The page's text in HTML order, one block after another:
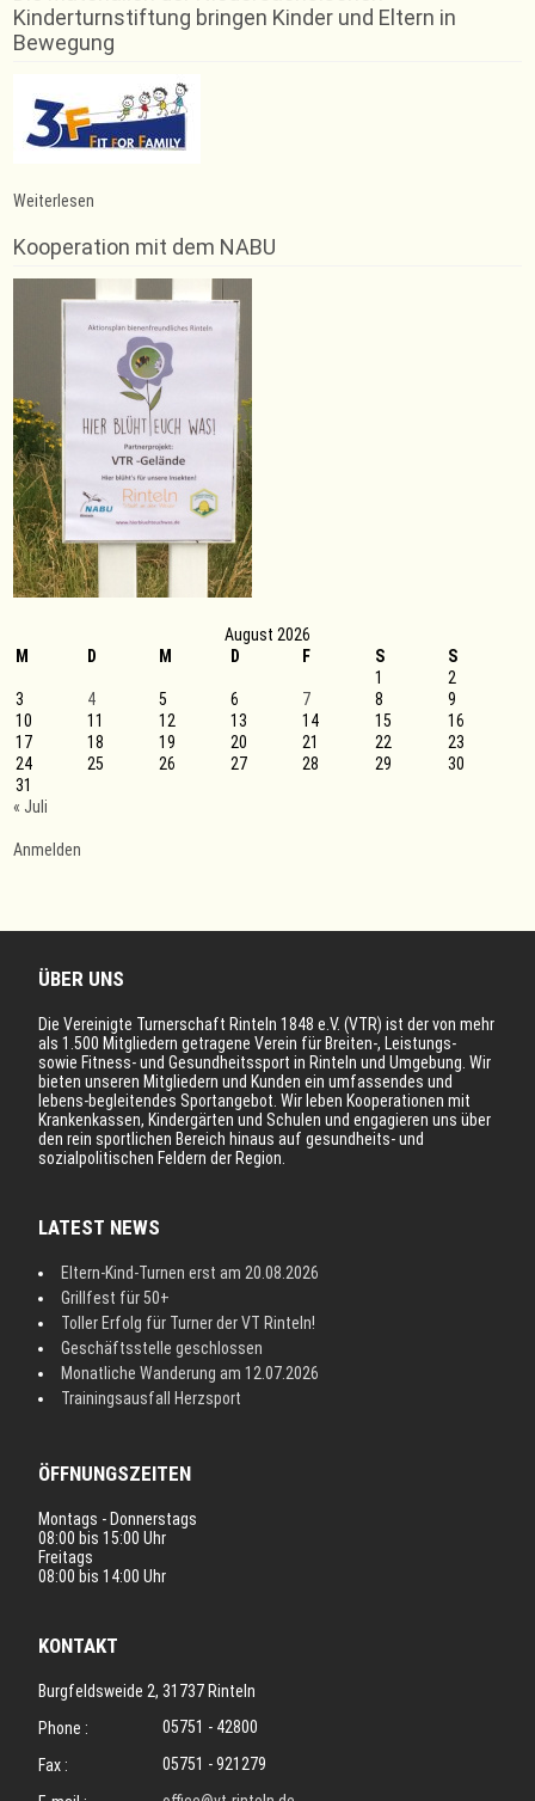
Kinderturnstiftung bringen Kinder und Eltern in
Bewegung
Weiterlesen
Trainingszeit
der
Leichtathleten
Kooperation mit dem NABU
August 2026
M
D M D F S
S
1
2
3
4 5 6 7 8
9
10
11 12 13 14 15
16
17
18 19 20 21 22
23
24
25 26 27 28 29
30
31
« Juli
Anmelden
ÜBER UNS
Die Vereinigte Turnerschaft Rinteln 1848 e.V. (VTR) ist der von mehr
als 1.500 Mitgliedern getragene Verein für Breiten-, Leistungs-
sowie Fitness- und Gesundheitssport in Rinteln und Umgebung. Wir
bieten unseren Mitgliedern und Kunden ein umfassendes und
lebens-begleitendes Sportangebot. Wir leben Kooperationen mit
Krankenkassen, Kindergärten und Schulen und engagieren uns über
den rein sportlichen Bereich hinaus auf gesundheits- und
sozialpolitischen Feldern der Region.
LATEST NEWS
Eltern-Kind-Turnen erst am 20.08.2026
Grillfest für 50+
Toller Erfolg für Turner der VT Rinteln!
Geschäftsstelle geschlossen
Monatliche Wanderung am 12.07.2026
Trainingsausfall Herzsport
ÖFFNUNGSZEITEN
Montags - Donnerstags
08:00 bis 15:00 Uhr
Freitags
08:00 bis 14:00 Uhr
KONTAKT
Burgfeldsweide 2, 31737 Rinteln
Phone :
05751 - 42800
Fax :
05751 - 921279